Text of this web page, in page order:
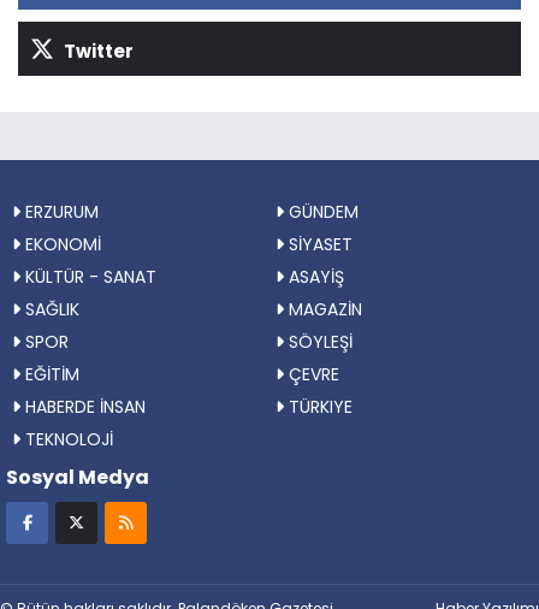
Twitter
ERZURUM
GÜNDEM
EKONOMİ
SİYASET
KÜLTÜR - SANAT
ASAYİŞ
SAĞLIK
MAGAZİN
SPOR
SÖYLEŞİ
EĞİTİM
ÇEVRE
HABERDE İNSAN
TÜRKIYE
TEKNOLOJİ
Sosyal Medya